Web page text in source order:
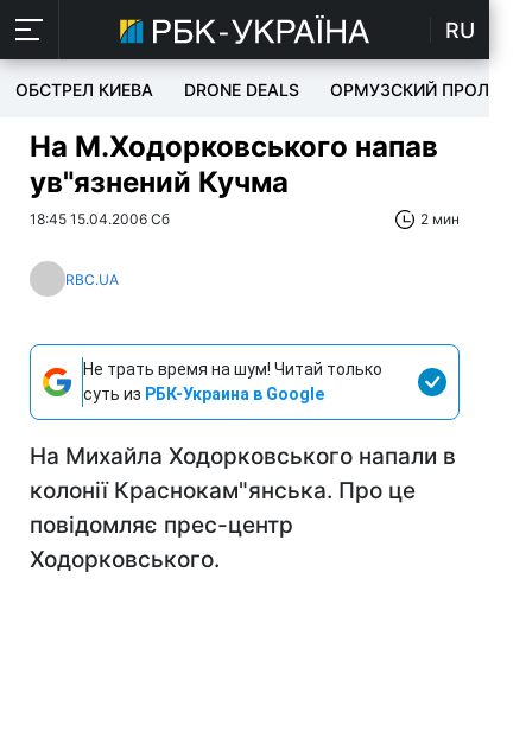
RU
ОБСТРЕЛ КИЕВА DRONE DEALS ОРМУЗСКИЙ ПРОЛИВ
На М.Ходорковського напав
ув"язнений Кучма
18:45 15.04.2006 Сб 2 мин
RBC.UA
Не трать время на шум! Читай только
суть из РБК-Украина в Google
На Михайла Ходорковського напали в
колонії Краснокам"янська. Про це
повідомляє прес-центр
Ходорковського.